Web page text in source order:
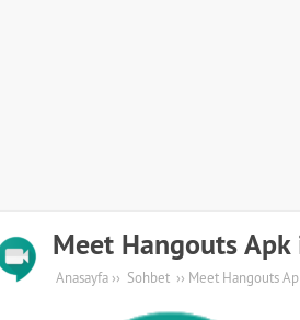
Meet Hangouts
Anasayfa ›› Sohbet ›› Meet Hangouts